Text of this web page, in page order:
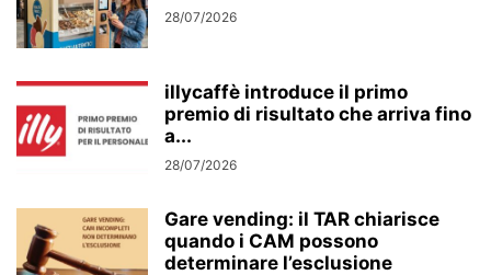
28/07/2026
illycaffè introduce il primo
premio di risultato che arriva fino
a...
28/07/2026
Gare vending: il TAR chiarisce
quando i CAM possono
determinare l’esclusione